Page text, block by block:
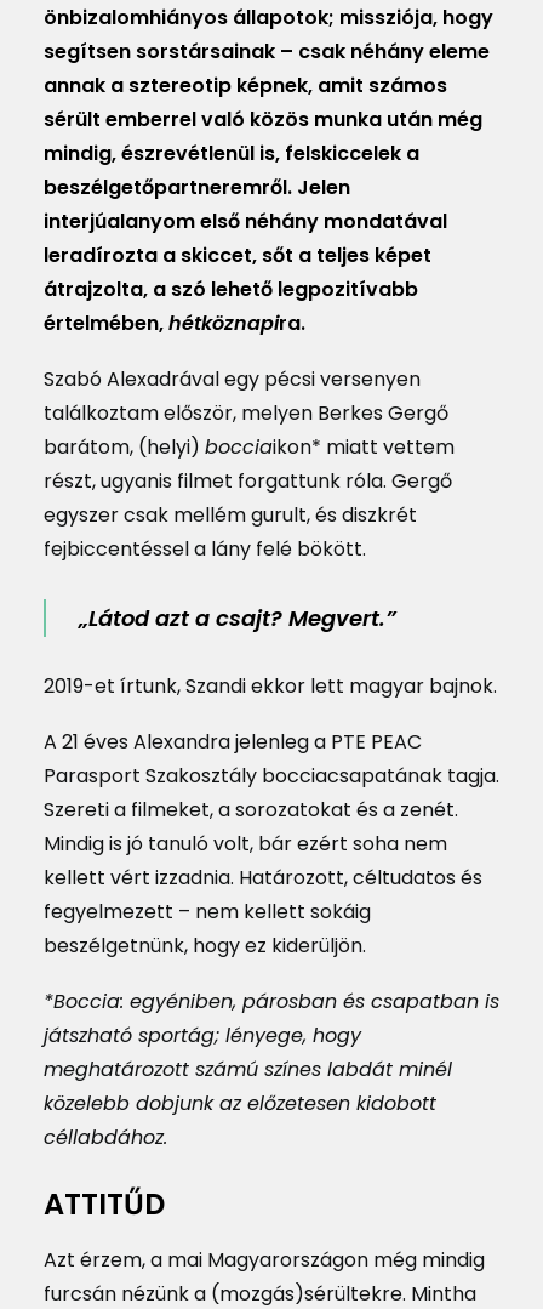
önbizalomhiányos állapotok; missziója, hogy
segítsen sorstársainak – csak néhány eleme
annak a sztereotip képnek, amit számos
sérült emberrel való közös munka után még
mindig, észrevétlenül is, felskiccelek a
beszélgetőpartneremről. Jelen
interjúalanyom első néhány mondatával
leradírozta a skiccet, sőt a teljes képet
átrajzolta, a szó lehető legpozitívabb
értelmében,hétköznapira.
Szabó Alexadrával egy pécsi versenyen
találkoztam először, melyen Berkes Gergő
barátom, (helyi) bocciaikon* miatt vettem
részt, ugyanis filmet forgattunk róla. Gergő
egyszer csak mellém gurult, és diszkrét
fejbiccentéssel a lány felé bökött.
„Látod azt a csajt? Megvert.”
2019-et írtunk, Szandi ekkor lett magyar bajnok.
A 21 éves Alexandra jelenleg a PTE PEAC
Parasport Szakosztály bocciacsapatának tagja.
Szereti a filmeket, a sorozatokat és a zenét.
Mindig is jó tanuló volt, bár ezért soha nem
kellett vért izzadnia. Határozott, céltudatos és
fegyelmezett – nem kellett sokáig
beszélgetnünk, hogy ez kiderüljön.
*Boccia: egyéniben, párosban és csapatban is
játszható sportág; lényege, hogy
meghatározott számú színes labdát minél
közelebb dobjunk az előzetesen kidobott
céllabdához.
ATTITŰD
Azt érzem, a mai Magyarországon még mindig
furcsán nézünk a (mozgás)sérültekre. Mintha